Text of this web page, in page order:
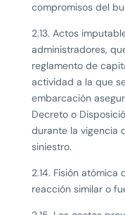
compromisos del
2.13. Actos
administradores,
reglamento de
actividad a la que
embarcación
Decreto o
durante la vigencia
siniestro.
2.14. Fisión
reacción similar o